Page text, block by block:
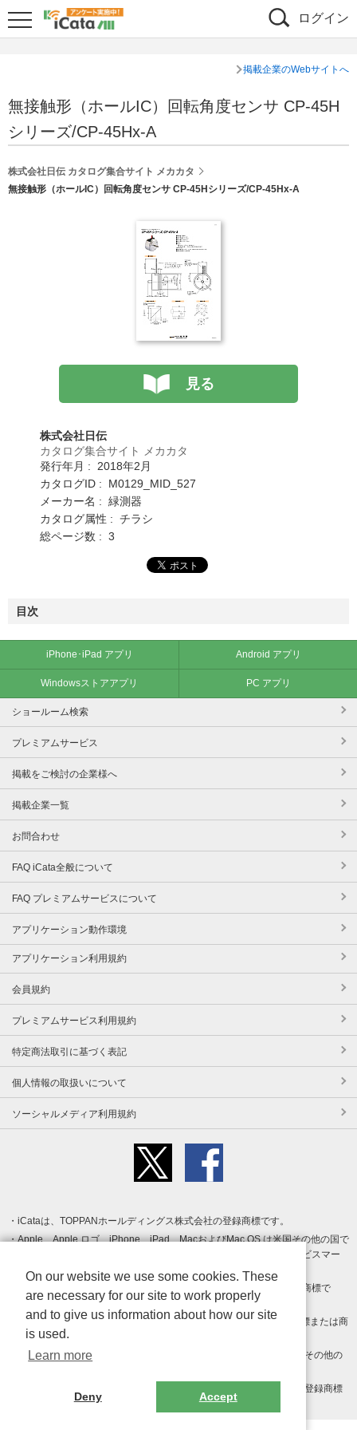
ログイン
掲載企業のWebサイトへ
無接触形（ホールIC）回転角度センサ CP-45H
シリーズ/CP-45Hx-A
株式会社日伝 カタログ集合サイト メカカタ
無接触形（ホールIC）回転角度センサ CP-45Hシリーズ/CP-45Hx-A
見る
株式会社日伝
カタログ集合サイト メカカタ
発行年月 : 2018年2月
カタログID : M0129_MID_527
メーカー名 : 緑測器
カタログ属性 : チラシ
総ページ数 : 3
目次
iPhone･iPad アプリ Android アプリ
Windowsストアアプリ PC アプリ
ショールーム検索
プレミアムサービス
掲載をご検討の企業様へ
掲載企業一覧
お問合わせ
FAQ iCata全般について
FAQ プレミアムサービスについて
アプリケーション動作環境
アプリケーション利用規約
会員規約
プレミアムサービス利用規約
特定商法取引に基づく表記
個人情報の取扱いについて
ソーシャルメディア利用規約
iCataは、TOPPANホールディングス株式会社の登録商標です。
Apple、Apple ロゴ、iPhone、iPad、MacおよびMac OS は米国その他の国で
登録された Apple Inc. の商標です。App Store は Apple Inc. のサービスマー
クです。
Android、Google Play および Google Play ロゴ は Google LLC の商標で
す。
Windows は Microsoft Inc.の米国およびその他の国における登録商標または商
標です。
Adobe、Adobe Reader、Adobe PDF は、Adobe Inc.の米国およびその他の
その他、記載されている会社名、商品名、ロゴは各社の商標または登録商標
On our website we use some cookies. These
are necessary for our site to work properly
and to give us information about how our site
is used.
Learn more
Deny Accept